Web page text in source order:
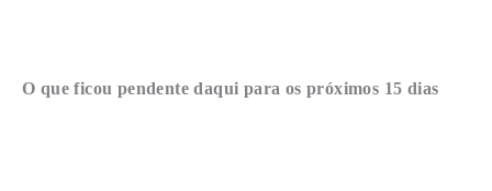
O que ficou pendente daqui para os próximos 15 dias